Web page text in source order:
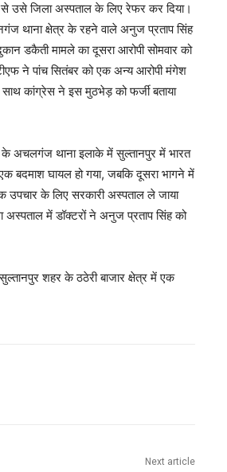
उसे जिला अस्पताल के लिए रेफर कर दिया।
थाना क्षेत्र के रहने वाले अनुज प्रताप सिंह
डकैती मामले का दूसरा आरोपी सोमवार को
ने पांच सितंबर को एक अन्य आरोपी मंगेश
के साथ कांग्रेस ने इस मुठभेड़ को फर्जी बताया
के अचलगंज थाना इलाके में सुल्तानपुर में भारत
बदमाश घायल हो गया, जबकि दूसरा भागने में
के लिए सरकारी अस्पताल ले जाया
अस्पताल में डॉक्टरों ने अनुज प्रताप सिंह को
शहर के ठठेरी बाजार क्षेत्र में एक
Next article